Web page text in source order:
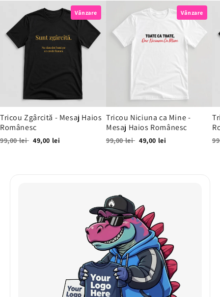
Vânzare
Tricou Zgârcită - Mesaj Haios
Românesc
99,00 lei 49,00 lei
Vânzare
Tricou Niciuna ca Mine -
Mesaj Haios Românesc
99,00 lei 49,00 lei